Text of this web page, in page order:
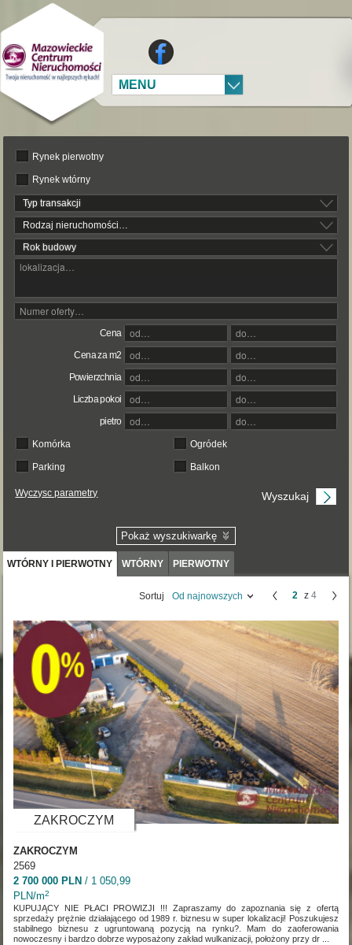
MENU
Rynek pierwotny
Rynek wtórny
Typ transakcji
Rodzaj nieruchomości…
Rok budowy
Cena
Cena za m2
Powierzchnia
Liczba pokoi
pietro
Komórka Ogródek
Parking Balkon
Wyczysc parametry
Pokaż wyszukiwarkę
WTÓRNY I PIERWOTNY WTÓRNY PIERWOTNY
2 z4
Sortuj Od najnowszych
ZAKROCZYM
ZAKROCZYM
2569
2 700 000 PLN / 1 050,99
PLN/m2
KUPUJĄCY NIE PŁACI PROWIZJI !!! Zapraszamy do zapoznania się z ofertą
sprzedaży prężnie działającego od 1989 r. biznesu w super lokalizacji! Poszukujesz
stabilnego biznesu z ugruntowaną pozycją na rynku?. Mam do zaoferowania
nowoczesny i bardzo dobrze wyposażony zakład wulkanizacji, położony przy dr ...